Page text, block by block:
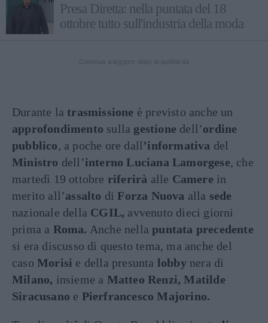
Presa Diretta: nella puntata del 18
ottobre tutto sull'industria della moda
Durante latrasmissione è previsto anche un
approfondimento sulla gestione dell’ordine
pubblico, a poche ore dall’informativa del
Ministro dell’interno Luciana Lamorgese, che
martedì 19 ottobre riferirà alle Camere in
merito all’assalto diForza Nuova alla sede
nazionale della CGIL, avvenuto dieci giorni
prima a Roma. Anche nellapuntata precedente
si era discusso di questo tema, ma anche del
caso Morisi e della presunta lobbynera di
Milano, insieme a Matteo Renzi, Matilde
Siracusano e Pierfrancesco Majorino.